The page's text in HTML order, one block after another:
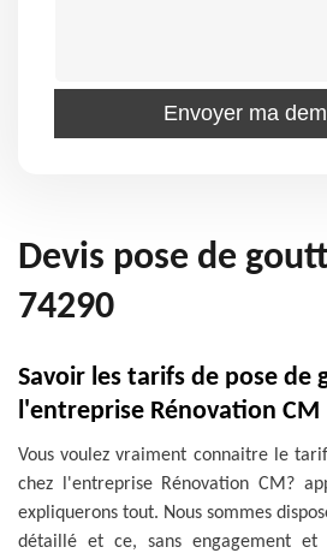
Devis pose de
74290
Savoir les tarifs de pose de
l'entreprise Rénovation CM
Vous voulez vraiment connaitre le
chez l'entreprise Rénovation CM?
expliquerons tout. Nous sommes
détaillé et ce, sans engagement